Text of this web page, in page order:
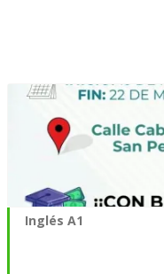
Inglés A1